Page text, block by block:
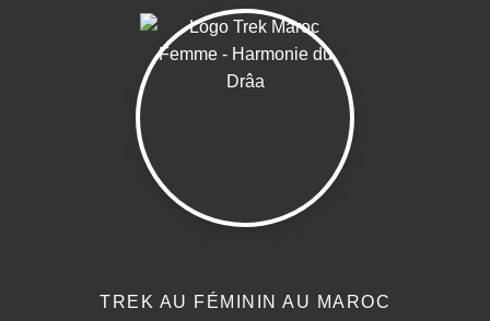
TREK AU FÉMININ AU MAROC